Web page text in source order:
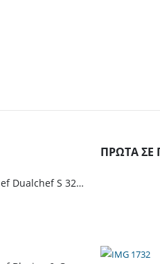
Outdoorchef Dualchef S 325 G Ψησταριά Υγραερίου
ΠΡΏΤΑ ΣΕ